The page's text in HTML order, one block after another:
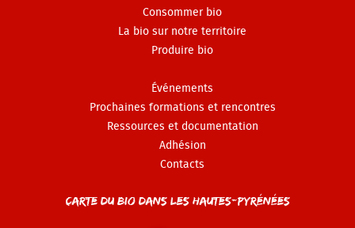
Consommer bio
La bio sur notre territoire
Produire bio
Événements
Prochaines formations et rencontres
Ressources et documentation
Adhésion
Contacts
Carte du Bio dans les Hautes-Pyrénées